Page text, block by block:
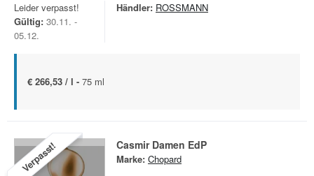
Leider verpasst!
Gültig: 30.11. -
05.12.
Händler: ROSSMANN
€ 266,53 / l - 75 ml
Verpasst! Casmir Damen EdP
Marke: Chopard